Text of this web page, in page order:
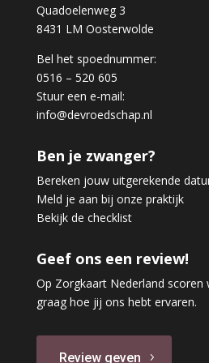
Quadoelenweg 3
8431 LM Oosterwolde
Bel het spoednummer:
0516 – 520 605
Stuur een e-mail:
info@devroedschap.nl
Ben je zwanger?
Bereken jouw uitgerekende
Meld je aan bij onze praktijk
Bekijk de checklist
Geef ons een review!
Op Zorgkaart Nederland scoren
graag hoe jij ons hebt ervaren.
Review geven